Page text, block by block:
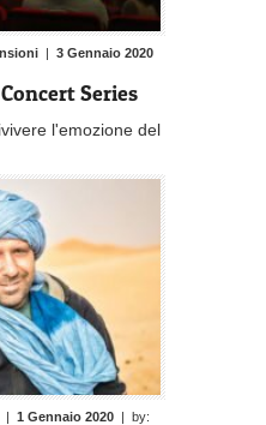
| 3 Gennaio 2020
Series
l'emozione del
| 1 Gennaio 2020 | by: